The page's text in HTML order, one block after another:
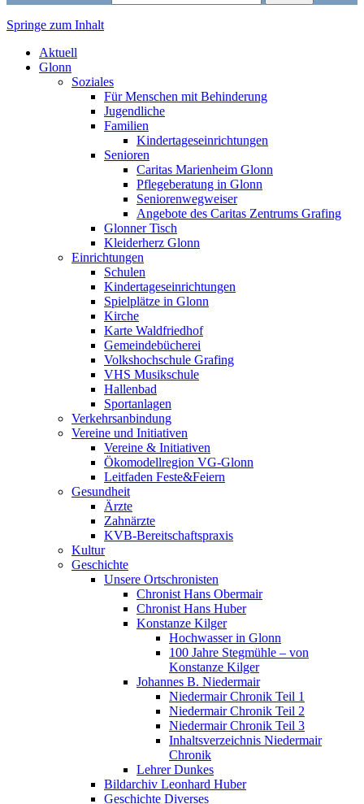
Markt Glonn
Springe zum Inhalt
Aktuell
Glonn
Soziales
Für Menschen mit Behinderung
Jugendliche
Familien
Kindertageseinrichtungen
Senioren
Caritas Marienheim Glonn
Pflegeberatung in Glonn
Seniorenwegweiser
Angebote des Caritas Zentrums Grafing
Glonner Tisch
Kleiderherz Glonn
Einrichtungen
Schulen
Kindertageseinrichtungen
Spielplätze in Glonn
Kirche
Karte Waldfriedhof
Gemeindebücherei
Volkshochschule Grafing
VHS Musikschule
Hallenbad
Sportanlagen
Verkehrsanbindung
Vereine und Initiativen
Vereine & Initiativen
Ökomodellregion VG-Glonn
Leitfaden Feste&Feiern
Gesundheit
Ärzte
Zahnärzte
KVB-Bereitschaftspraxis
Kultur
Geschichte
Unsere Ortschronisten
Chronist Hans Obermair
Chronist Hans Huber
Konstanze Kilger
Hochwasser in Glonn
100 Jahre Stegmühle – von
Konstanze Kilger
Johannes B. Niedermair
Niedermair Chronik Teil 1
Niedermair Chronik Teil 2
Niedermair Chronik Teil 3
Inhaltsverzeichnis Niedermair
Chronik
Lehrer Dunkes
Bildarchiv Leonhard Huber
Geschichte Diverses